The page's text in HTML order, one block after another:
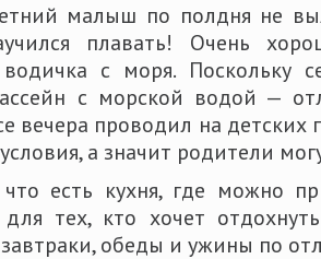
малыш по полдня не
плавать! Очень
водичка с моря. Поскольку
с морской водой —
вечера проводил на детских
а значит родители
есть кухня, где можно
тех, кто хочет
обеды и ужины по